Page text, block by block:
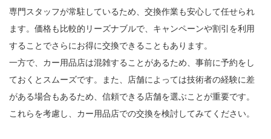
専門スタッフが常駐しているため、交換作業も安心して任せられ
ます。価格も比較的リーズナブルで、キャンペーンや割引を利用
することでさらにお得に交換できることもあります。
一方で、カー用品店は混雑することがあるため、事前に予約をし
ておくとスムーズです。また、店舗によっては技術者の経験に差
がある場合もあるため、信頼できる店舗を選ぶことが重要です。
これらを考慮し、カー用品店での交換を検討してみてください。